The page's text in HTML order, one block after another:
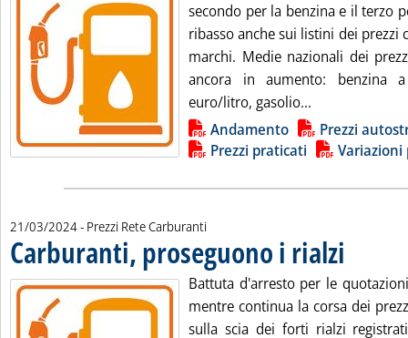
secondo per la benzina e il terzo
ribasso anche sui listini dei prezzi
marchi. Medie nazionali dei
ancora in aumento: benzina
euro/litro, gasolio...
Lista allegati PDF alla notizia
Andamento
Prezzi
Prezzi praticati
Variazioni
21/03/2024- Prezzi Rete Carburanti
Carburanti, proseguono i rialzi
Battuta d'arresto per le
mentre continua la corsa dei
sulla scia dei forti rialzi